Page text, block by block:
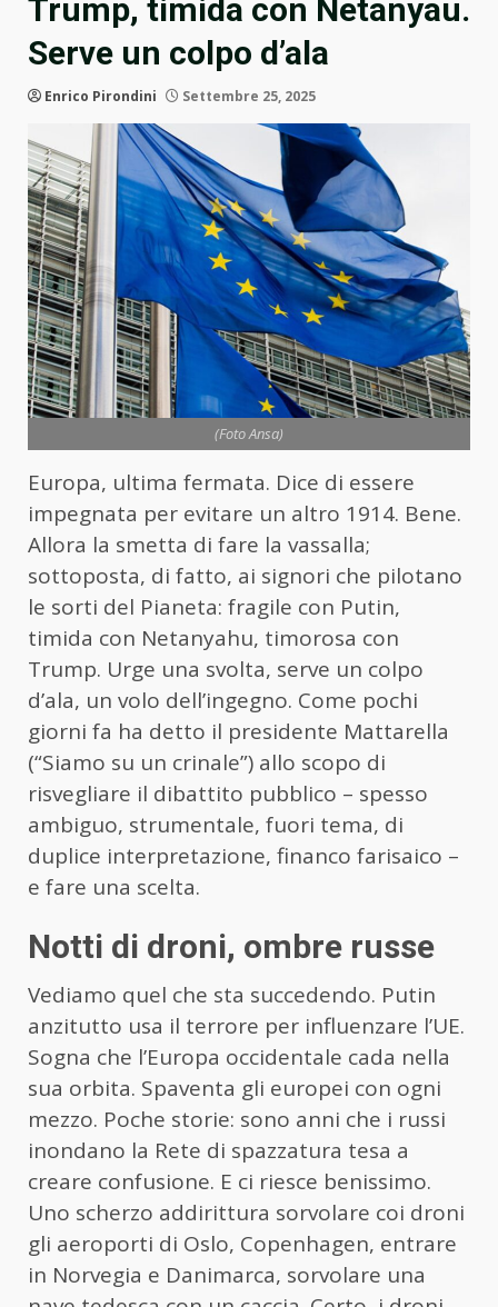
Trump, timida con Netanyau.
Serve un colpo d’ala
Enrico Pirondini Settembre 25, 2025
(Foto Ansa)
Europa, ultima fermata. Dice di essere
impegnata per evitare un altro 1914. Bene.
Allora la smetta di fare la vassalla;
sottoposta, di fatto, ai signori che pilotano
le sorti del Pianeta: fragile con Putin,
timida con Netanyahu, timorosa con
Trump. Urge una svolta, serve un colpo
d’ala, un volo dell’ingegno. Come pochi
giorni fa ha detto il presidente Mattarella
(“Siamo su un crinale”) allo scopo di
risvegliare il dibattito pubblico – spesso
ambiguo, strumentale, fuori tema, di
duplice interpretazione, financo farisaico –
e fare una scelta.
Notti di droni, ombre russe
Vediamo quel che sta succedendo. Putin
anzitutto usa il terrore per influenzare l’UE.
Sogna che l’Europa occidentale cada nella
sua orbita. Spaventa gli europei con ogni
mezzo. Poche storie: sono anni che i russi
inondano la Rete di spazzatura tesa a
creare confusione. E ci riesce benissimo.
Uno scherzo addirittura sorvolare coi droni
gli aeroporti di Oslo, Copenhagen, entrare
in Norvegia e Danimarca, sorvolare una